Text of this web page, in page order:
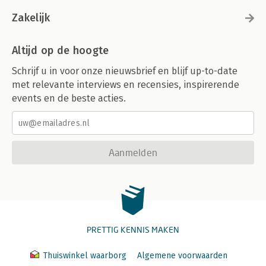
Zakelijk
Altijd op de hoogte
Schrijf u in voor onze nieuwsbrief en blijf up-to-date
met relevante interviews en recensies, inspirerende
events en de beste acties.
Aanmelden
PRETTIG KENNIS MAKEN
Thuiswinkel waarborg Algemene voorwaarden